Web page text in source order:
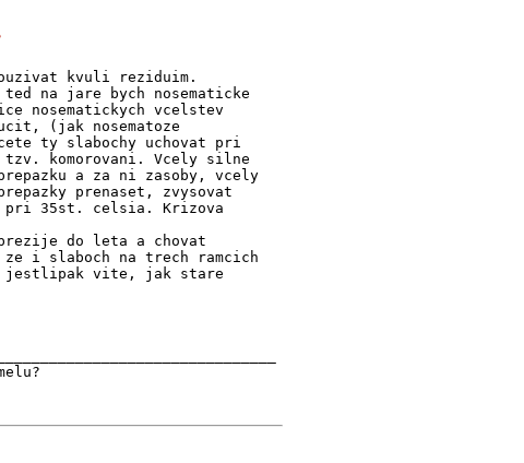
kvuli reziduim.
na jare bych nosematicke
nosematickych vcelstev
(jak nosematoze
ty slabochy uchovat pri
tzv. komorovani. Vcely silne
a za ni zasoby, vcely
prenaset, zvysovat
pri 35st. celsia. Krizova
do leta a chovat
i slaboch na trech ramcich
jestlipak vite, jak stare